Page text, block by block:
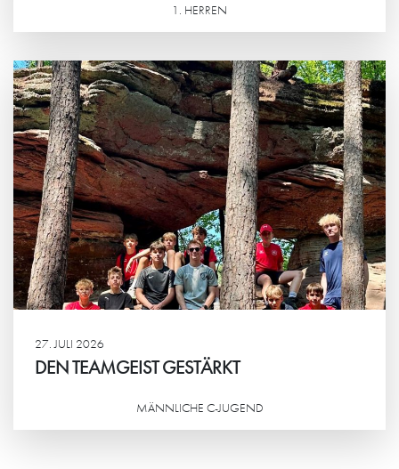
1. HERREN
27. JULI 2026
DEN TEAMGEIST GESTÄRKT
MÄNNLICHE C-JUGEND